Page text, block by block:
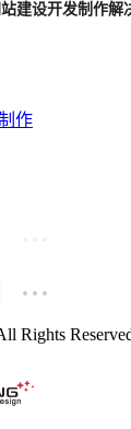
建设开发制作解
作
Rights